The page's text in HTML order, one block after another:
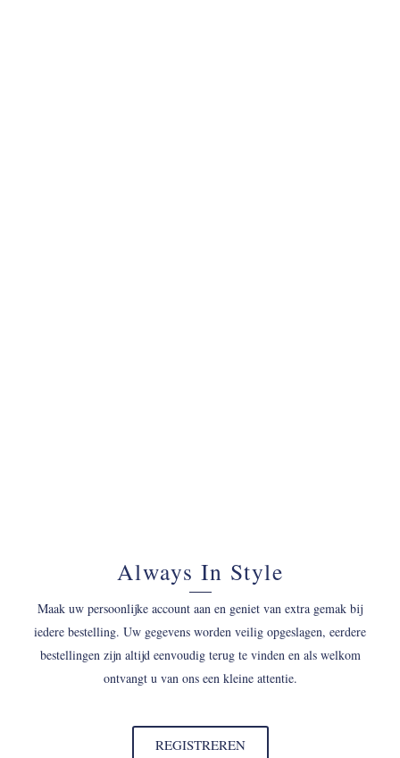
Always In Style
Maak uw persoonlijke account aan en geniet van extra gemak bij
iedere bestelling. Uw gegevens worden veilig opgeslagen, eerdere
bestellingen zijn altijd eenvoudig terug te vinden en als welkom
ontvangt u van ons een kleine attentie.
REGISTREREN